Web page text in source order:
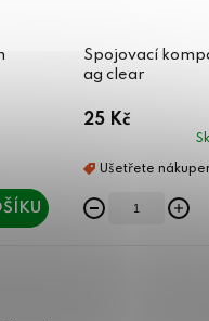
Spojovací
ag clear
25 Kč